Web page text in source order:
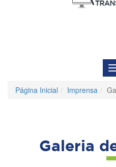
Página Inicial Imprensa
Galeria